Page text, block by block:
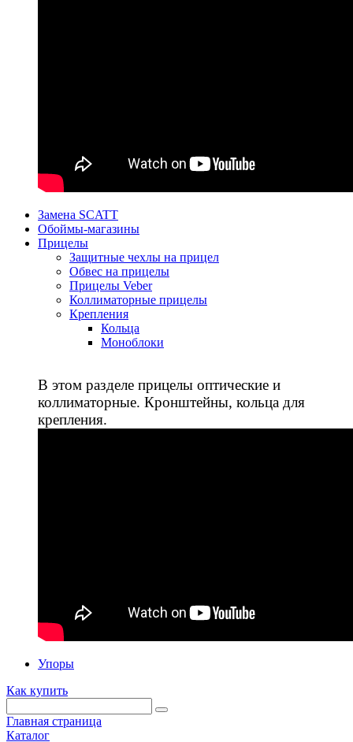
Замена SCATT
Обоймы-магазины
Прицелы
Защитные чехлы на прицел
Обвес на прицелы
Прицелы Veber
Коллиматорные прицелы
Крепления
Кольца
Моноблоки
В этом разделе прицелы оптические и
коллиматорные. Кронштейны, кольца для
крепления.
Упоры
Как купить
Главная страница
Каталог